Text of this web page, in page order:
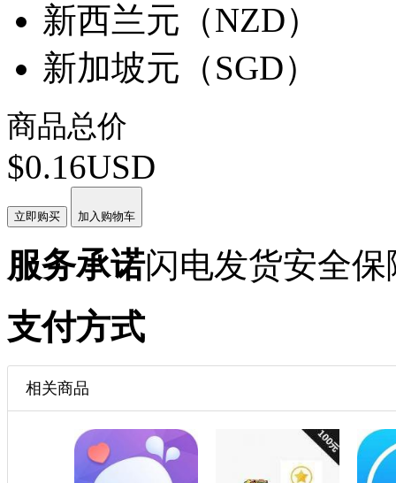
新西兰元（NZD）
新加坡元（SGD）
商品总价
$0.16USD
立即购买 加入购物车
服务承诺闪电发货安全保
支付方式
相关商品